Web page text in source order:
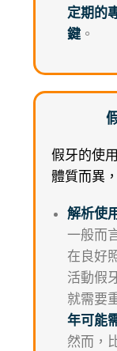
定期的
鍵。
假牙的使
體質而異
解析使
一般而
在良好
活動假
就需要
年可能
然而，